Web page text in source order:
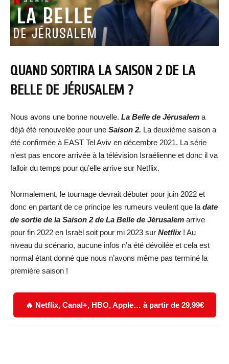
QUAND SORTIRA LA SAISON 2 DE LA
BELLE DE JÉRUSALEM ?
Nous avons une bonne nouvelle. La Belle de Jérusalem a
déjà été renouvelée pour une Saison 2. La deuxième saison a
été confirmée à EAST Tel Aviv en décembre 2021. La série
n’est pas encore arrivée à la télévision Israélienne et donc il va
falloir du temps pour qu’elle arrive sur Netflix.
Normalement, le tournage devrait débuter pour juin 2022 et
donc en partant de ce principe les rumeurs veulent que la date
de sortie de la Saison 2 de La Belle de Jérusalem arrive
pour fin 2022 en Israël soit pour mi 2023 sur Netflix ! Au
niveau du scénario, aucune infos n’a été dévoilée et cela est
normal étant donné que nous n’avons même pas terminé la
première saison !
🔥 Netflix, Canal+, HBO, Apple… à partir de 29,99€